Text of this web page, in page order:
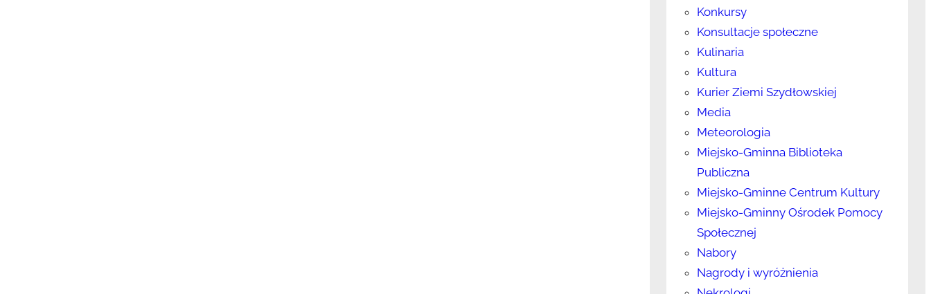
Konkursy
Konsultacje społeczne
Kulinaria
Kultura
Kurier Ziemi Szydłowskiej
Media
Meteorologia
Miejsko-Gminna Biblioteka
Publiczna
Miejsko-Gminne Centrum Kultury
Miejsko-Gminny Ośrodek Pomocy
Społecznej
Nabory
Nagrody i wyróżnienia